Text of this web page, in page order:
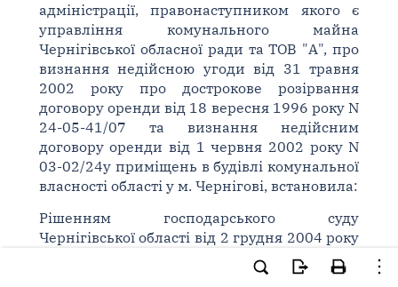
адміністрації, правонаступником якого є
управління комунального майна
Чернігівської обласної ради та ТОВ "А", про
визнання недійсною угоди від 31 травня
2002 року про дострокове розірвання
договору оренди від 18 вересня 1996 року N
24-05-41/07 та визнання недійсним
договору оренди від 1 червня 2002 року N
03-02/24у приміщень в будівлі комунальної
власності області у м. Чернігові, встановила:
Рішенням господарського суду
Чернігівської області від 2 грудня 2004 року
у задоволенні позову відмовлено.
Постановою Київського апеляційного